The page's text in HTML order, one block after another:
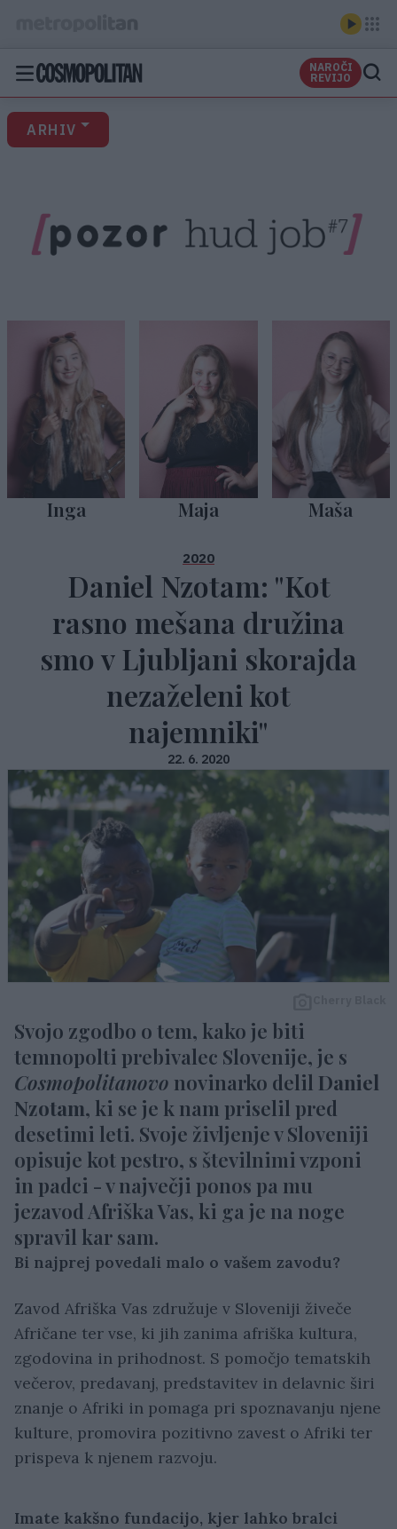
NAROČI
REVIJO
ARHIV
Inga Maja Maša
2020
Daniel Nzotam: "Kot
rasno mešana družina
smo v Ljubljani skorajda
nezaželeni kot
najemniki"
22. 6. 2020
Svojo zgodbo o tem, kako je biti
temnopolti prebivalec Slovenije, je s
Cosmopolitanovo novinarko delil Daniel
Nzotam, ki se je k nam priselil pred
desetimi leti. Svoje življenje v Sloveniji
opisuje kot pestro, s številnimi vzponi
in padci - v največji ponos pa mu
jezavod Afriška Vas, ki ga je na noge
spravil kar sam.
Bi najprej povedali malo o vašem zavodu?
Zavod Afriška Vas združuje v Sloveniji živeče
Afričane ter vse, ki jih zanima afriška kultura,
zgodovina in prihodnost. S pomočjo tematskih
večerov, predavanj, predstavitev in delavnic širi
znanje o Afriki in pomaga pri spoznavanju njene
kulture, promovira pozitivno zavest o Afriki ter
prispeva k njenem razvoju.
Imate kakšno fundacijo, kjer lahko bralci